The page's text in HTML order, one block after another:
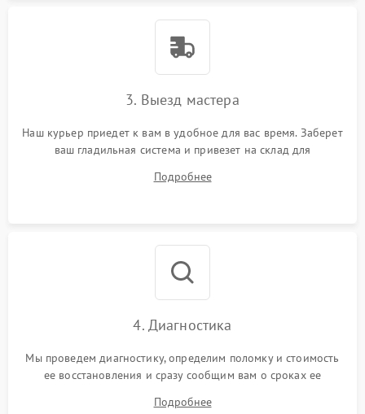
3. Выезд мастера
Наш курьер приедет к вам в удобное для вас время. Заберет
ваш гладильная система и привезет на склад для
Подробнее
4. Диагностика
Мы проведем диагностику, определим поломку и стоимость
ее восстановления и сразу сообщим вам о сроках ее
Подробнее